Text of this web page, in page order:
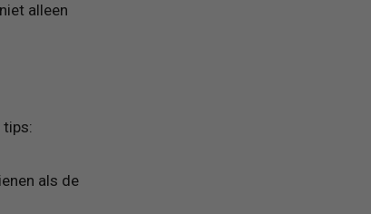
alleen
tips:
als de